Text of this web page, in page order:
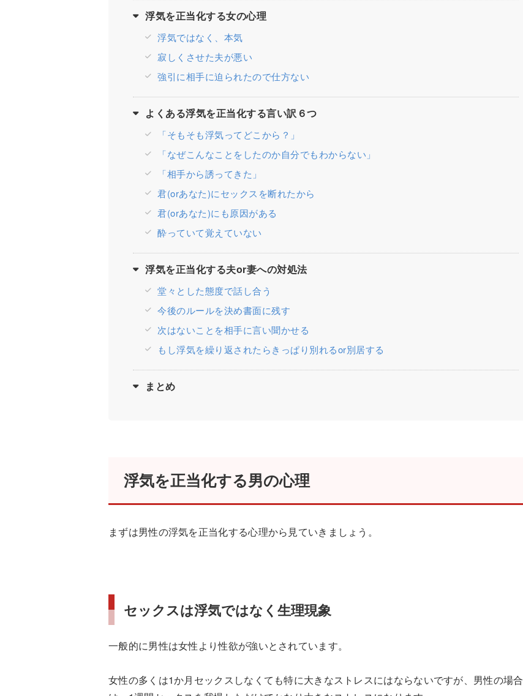
浮気を正当化する女の心理
浮気ではなく、本気
寂しくさせた夫が悪い
強引に相手に迫られたので仕方ない
よくある浮気を正当化する言い訳６つ
「そもそも浮気ってどこから？」
「なぜこんなことをしたのか自分でもわからない」
「相手から誘ってきた」
君(orあなた)にセックスを断れたから
君(orあなた)にも原因がある
酔っていて覚えていない
浮気を正当化する夫or妻への対処法
堂々とした態度で話し合う
今後のルールを決め書面に残す
次はないことを相手に言い聞かせる
もし浮気を繰り返されたらきっぱり別れるor別居する
まとめ
浮気を正当化する男の心理
まずは男性の浮気を正当化する心理から見ていきましょう。
セックスは浮気ではなく生理現象
一般的に男性は女性より性欲が強いとされています。
女性の多くは1か月セックスしなくても特に大きなストレスにはならないですが、男性の場合